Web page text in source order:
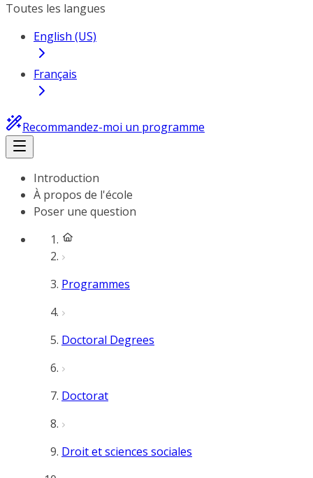
Toutes les langues
English (US)
Français
Recommandez-moi un programme
Introduction
À propos de l'école
Poser une question
Programmes
Doctoral Degrees
Doctorat
Droit et sciences sociales